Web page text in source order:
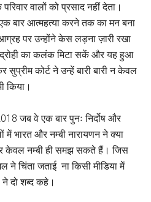
वालों को प्रसाद नहीं देता।
बार आत्महत्या करने तक का मन बना
पर उन्होंने केस लड़ना ज़ारी रखा
का कलंक मिटा सकें और यह हुआ
कोर्ट ने उन्हें बारी बारी न केवल
किया।
जब वे एक बार पुनः निर्दोष और
भारत और नम्बी नारायणन ने क्या
केवल नम्बी ही समझ सकते हैं। जिस
चिंता जताई ना किसी मीडिया में
ने दो शब्द कहे।